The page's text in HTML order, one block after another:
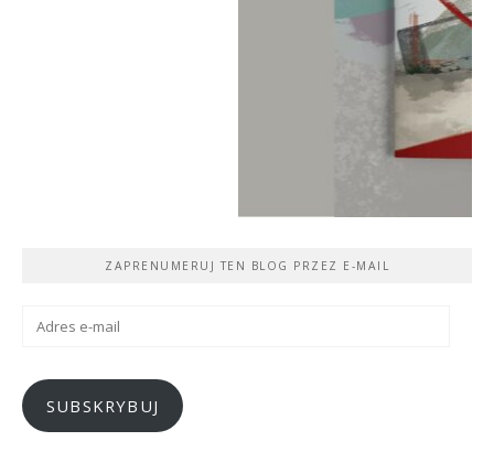
ZAPRENUMERUJ TEN BLOG PRZEZ E-MAIL
Adres
SUBSKRYBUJ